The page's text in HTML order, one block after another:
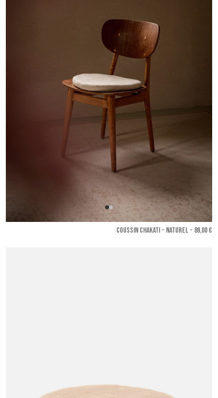
COUSSIN CHAKATI - Naturel - 89,00 €